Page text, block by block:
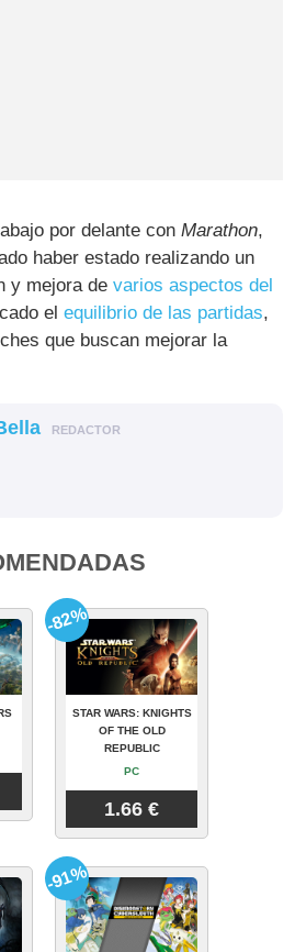
por delante conMarathon,
haber estado realizando un
y mejora devarios aspectos del
elequilibrio de las partidas,
que buscan mejorar la
REDACTOR
STAR WARS: KNIGHTS
OF THE OLD
REPUBLIC
PC
1.66 €
-82%
-91%